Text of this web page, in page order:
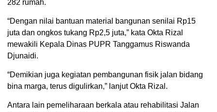
282 rumah.
“Dengan nilai bantuan material bangunan senilai Rp15
juta dan ongkos tukang Rp2,5 juta,” kata Okta Rizal
mewakili Kepala Dinas PUPR Tanggamus Riswanda
Djunaidi.
“Demikian juga kegiatan pembangunan fisik jalan bidang
bina marga, terus digulirkan,” lanjut Okta Rizal.
Antara lain pemeliharaan berkala atau rehabilitasi Jalan